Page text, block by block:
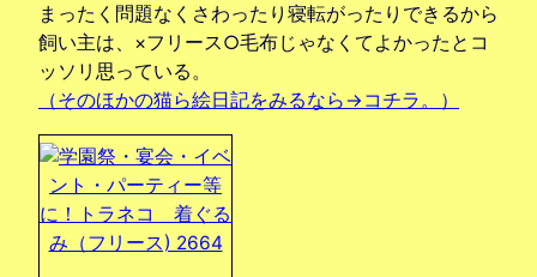
まったく問題なくさわったり寝転がったりできるから
飼い主は、×フリース○毛布じゃなくてよかったとコ
ッソリ思っている。
（そのほかの猫ら絵日記をみるなら→コチラ。）